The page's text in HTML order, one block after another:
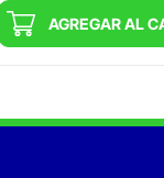
AGREGAR AL